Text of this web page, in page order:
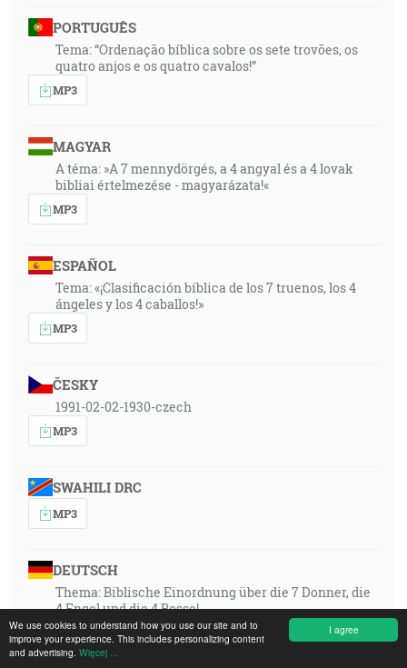
I agree
We use cookies to understand how you use our site and to
improve your experience. This includes personalizing content
and advertising. Więcej ...
PORTUGUÊS
Tema: “Ordenação bíblica sobre os sete trovões, os
quatro anjos e os quatro cavalos!”
MP3
MAGYAR
A téma: »A 7 mennydörgés, a 4 angyal és a 4 lovak
bibliai értelmezése - magyarázata!«
MP3
ESPAÑOL
Tema: «¡Clasificación bíblica de los 7 truenos, los 4
ángeles y los 4 caballos!»
MP3
ČESKY
1991-02-02-1930-czech
MP3
SWAHILI DRC
MP3
DEUTSCH
Thema: Biblische Einordnung über die 7 Donner, die
4 Engel und die 4 Rosse!
MP3